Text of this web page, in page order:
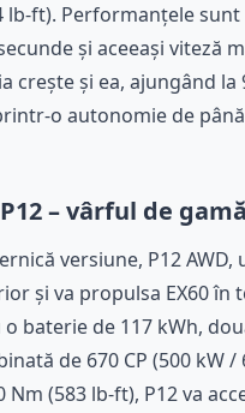
lb-ft). Performanțele sunt
și aceeași viteză
crește și ea, ajungând la
o autonomie de
– vârful de gamă
versiune, P12 AWD,
și va propulsa EX60
o baterie de 117 kWh,
de 670 CP (500 kW /
Nm (583 lb-ft), P12 va